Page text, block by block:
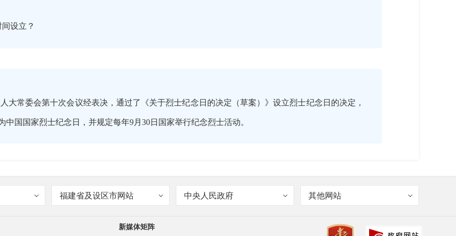
设立？
大常委会第十次会议经表决，通过了《关于烈士纪念日的决定（草案）》设立烈士纪念日的决定，
中国国家烈士纪念日，并规定每年9月30日国家举行纪念烈士活动。
福建省及设区市网站 中央人民政府 其他网站
新媒体矩阵